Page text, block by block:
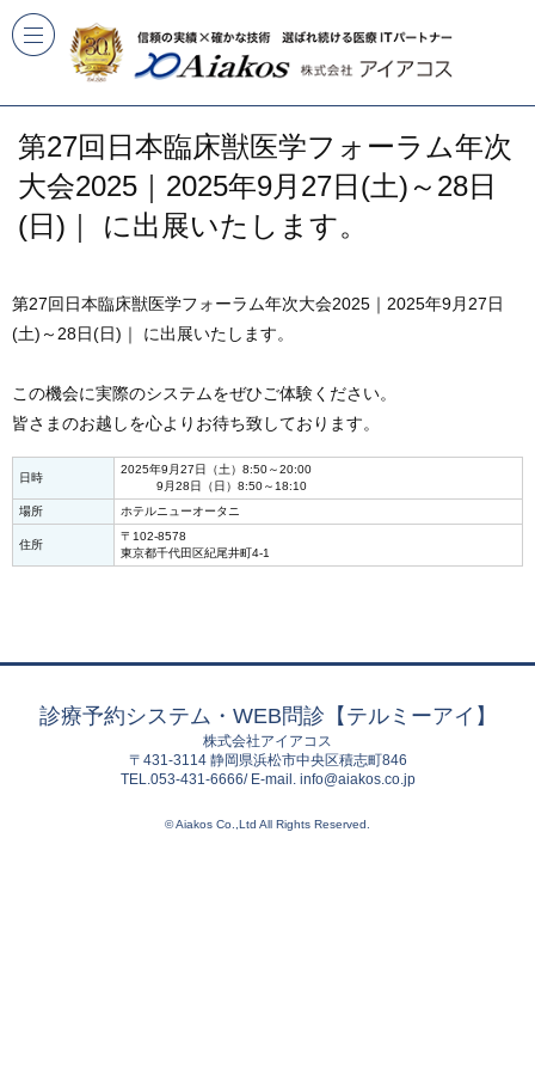
第27回日本臨床獣医学フォーラム年次
大会2025｜2025年9月27日(土)～28日
(日)｜ に出展いたします。
第27回日本臨床獣医学フォーラム年次大会2025｜2025年9月27日
(土)～28日(日)｜ に出展いたします。
この機会に実際のシステムをぜひご体験ください。
皆さまのお越しを心よりお待ち致しております。
日時
2025年9月27日（土）8:50～20:00
9月28日（日）8:50～18:10
場所
ホテルニューオータニ
住所
〒102-8578
東京都千代田区紀尾井町4-1
診療予約システム・WEB問診【テルミーアイ】
株式会社アイアコス
〒431-3114 静岡県浜松市中央区積志町846
TEL.053-431-6666/ E-mail. info@aiakos.co.jp
© Aiakos Co.,Ltd All Rights Reserved.